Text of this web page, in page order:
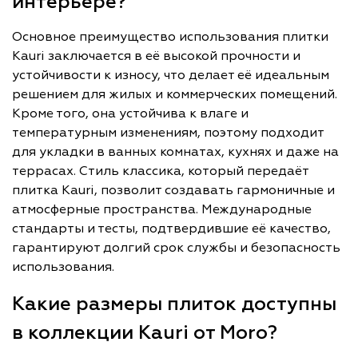
Основное преимущество использования плитки
Kauri заключается в её высокой прочности и
устойчивости к износу, что делает её идеальным
решением для жилых и коммерческих помещений.
Кроме того, она устойчива к влаге и
температурным изменениям, поэтому подходит
для укладки в ванных комнатах, кухнях и даже на
террасах. Стиль классика, который передаёт
плитка Kauri, позволит создавать гармоничные и
атмосферные пространства. Международные
стандарты и тесты, подтвердившие её качество,
гарантируют долгий срок службы и безопасность
использования.
Какие размеры плиток доступны
в коллекции Kauri от Moro?